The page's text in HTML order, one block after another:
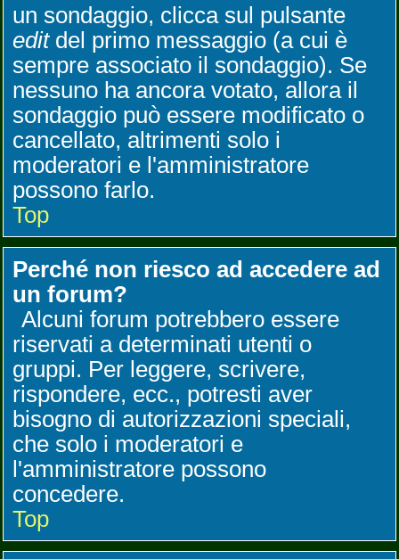
un sondaggio, clicca sul pulsante
editdel primo messaggio (a cui è
sempre associato il sondaggio). Se
nessuno ha ancora votato, allora il
sondaggio può essere modificato o
cancellato, altrimenti solo i
moderatori e l'amministratore
possono farlo.
Top
Perché non riesco ad accedere ad
un forum?
Alcuni forum potrebbero essere
riservati a determinati utenti o
gruppi. Per leggere, scrivere,
rispondere, ecc., potresti aver
bisogno di autorizzazioni speciali,
che solo i moderatori e
l'amministratore possono
concedere.
Top